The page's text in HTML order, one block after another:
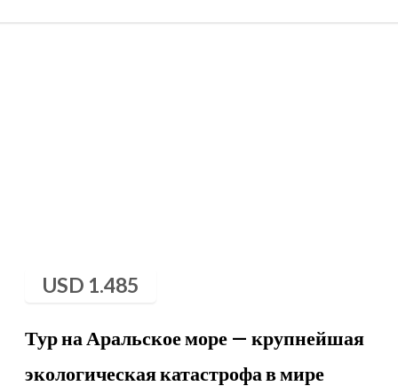
USD 1.485
Тур на Аральское море — крупнейшая
экологическая катастрофа в мире